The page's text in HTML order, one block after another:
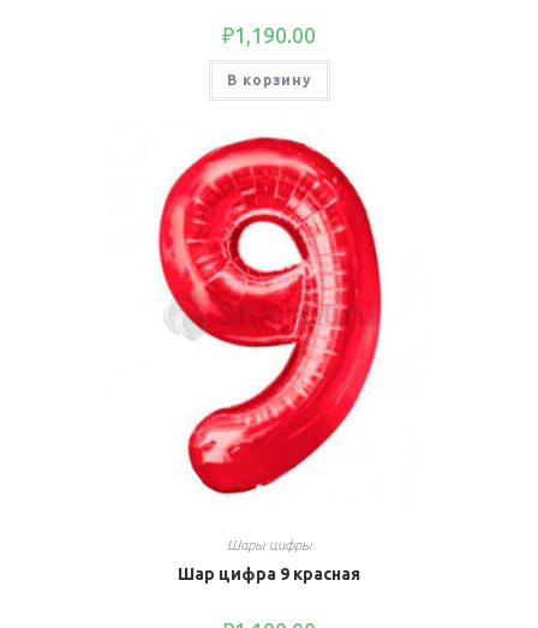
₽1,190.00
В корзину
Шары цифры
Шар цифра 9 красная